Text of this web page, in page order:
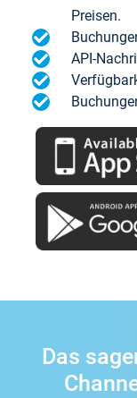
Preisen.
API-
Das